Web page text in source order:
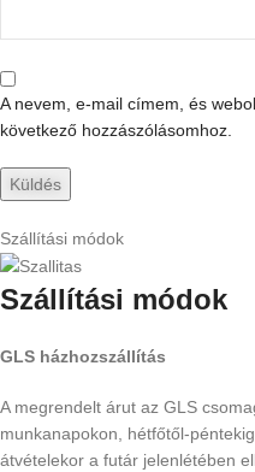
A nevem, e-mail címem, és
következő hozzászólásomhoz.
Szállítási módok
Szállítási módok
GLS házhozszállítás
A megrendelt árut az GLS
munkanapokon, hétfőtől-
átvételekor a futár jelenlétében